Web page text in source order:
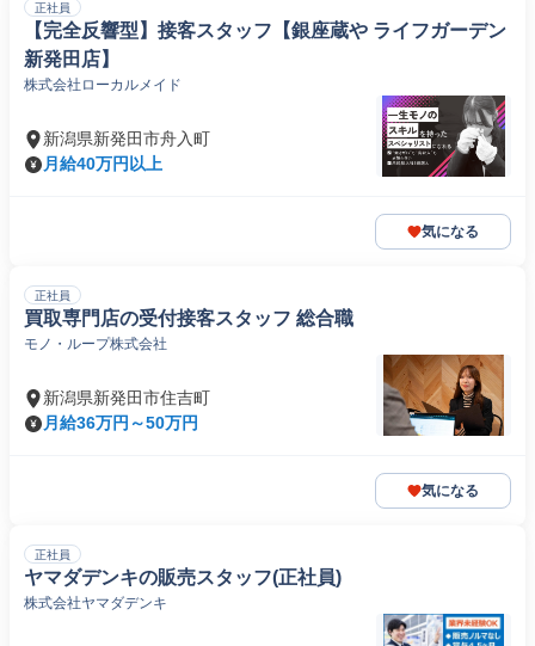
正社員
【完全反響型】接客スタッフ【銀座蔵や ライフガーデン
新発田店】
株式会社ローカルメイド
新潟県新発田市舟入町
月給40万円以上
気になる
正社員
買取専門店の受付接客スタッフ 総合職
モノ・ループ株式会社
新潟県新発田市住吉町
月給36万円～50万円
気になる
正社員
ヤマダデンキの販売スタッフ(正社員)
株式会社ヤマダデンキ